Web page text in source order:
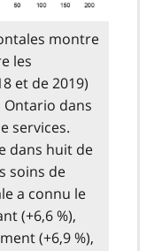
montre
les
et de 2019)
Ontario dans
services.
dans huit de
soins de
a connu le
(+6,6 %),
(+6,9 %),